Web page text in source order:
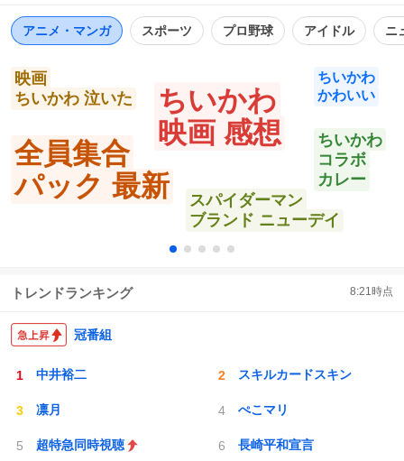
数
アニメ・マンガ スポーツ プロ野球 アイドル ニ
ちいかわ
映画 感想
全員集合
パック 最新
映画
ちいかわ 泣いた
スパイダーマン
ブランド ニューデイ
ちいかわ
コラボ
カレー
ちいかわ
かわいい
トレンドランキング 8:21時点
冠番組
中井裕二 スキルカードスキン
凛月 ぺこマリ
超特急同時視聴 長崎平和宣言